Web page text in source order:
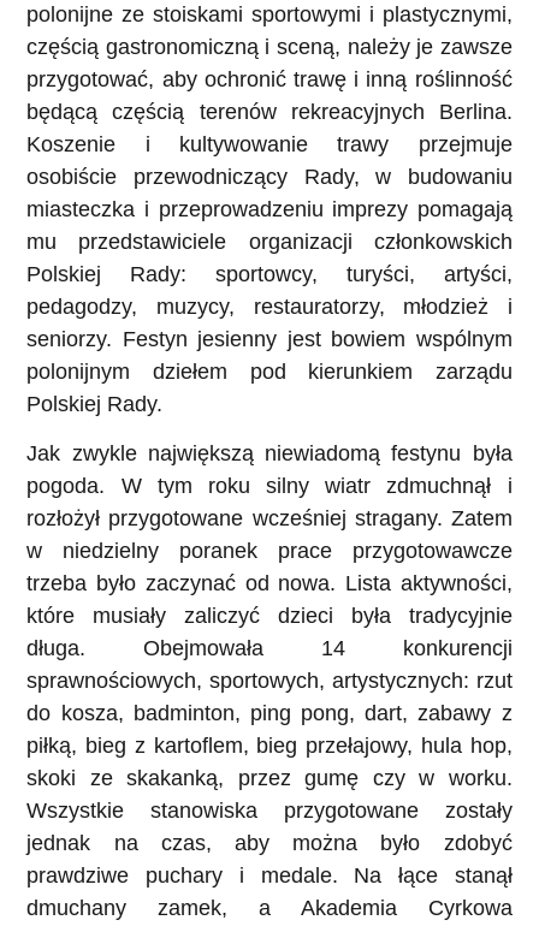
polonijne ze stoiskami sportowymi i plastycznymi,
częścią gastronomiczną i sceną, należy je zawsze
przygotować, aby ochronić trawę i inną roślinność
będącą częścią terenów rekreacyjnych Berlina.
Koszenie i kultywowanie trawy przejmuje
osobiście przewodniczący Rady, w budowaniu
miasteczka i przeprowadzeniu imprezy pomagają
mu przedstawiciele organizacji członkowskich
Polskiej Rady: sportowcy, turyści, artyści,
pedagodzy, muzycy, restauratorzy, młodzież i
seniorzy. Festyn jesienny jest bowiem wspólnym
polonijnym dziełem pod kierunkiem zarządu
Polskiej Rady.
Jak zwykle największą niewiadomą festynu była
pogoda. W tym roku silny wiatr zdmuchnął i
rozłożył przygotowane wcześniej stragany. Zatem
w niedzielny poranek prace przygotowawcze
trzeba było zaczynać od nowa. Lista aktywności,
które musiały zaliczyć dzieci była tradycyjnie
długa. Obejmowała 14 konkurencji
sprawnościowych, sportowych, artystycznych: rzut
do kosza, badminton, ping pong, dart, zabawy z
piłką, bieg z kartoflem, bieg przełajowy, hula hop,
skoki ze skakanką, przez gumę czy w worku.
Wszystkie stanowiska przygotowane zostały
jednak na czas, aby można było zdobyć
prawdziwe puchary i medale. Na łące stanął
dmuchany zamek, a Akademia Cyrkowa